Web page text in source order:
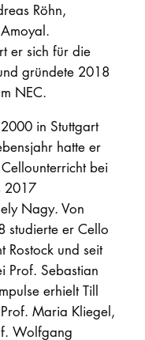
Röhn,
er sich für die
gründete 2018
NEC.
in Stuttgart
hatte er
bei
2017
Nagy. Von
studierte er Cello
Rostock und seit
Prof. Sebastian
erhielt Till
Maria Kliegel,
Wolfgang